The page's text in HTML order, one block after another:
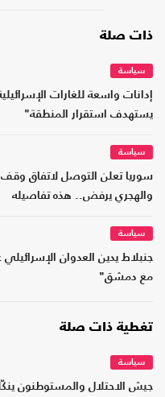
ذات صلة
سياسة
إدانات واسعة للغارات
يستهدف استقرار المنطقة"
سياسة
سوريا تعلن التوصل لاتفاق وقف
والهجري يرفض.. هذه تفاصيله
سياسة
جنبلاط يدين العدوان
مع دمشق"
تغطية ذات صلة
سياسة
جيش الاحتلال والمستوطنون